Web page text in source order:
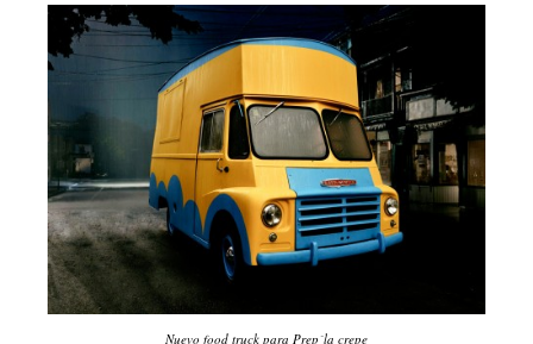
Nuevo food truck para Prep´la crepe